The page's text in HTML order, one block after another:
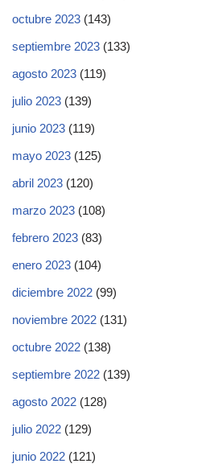
octubre 2023 (143)
septiembre 2023 (133)
agosto 2023 (119)
julio 2023 (139)
junio 2023 (119)
mayo 2023 (125)
abril 2023 (120)
marzo 2023 (108)
febrero 2023 (83)
enero 2023 (104)
diciembre 2022 (99)
noviembre 2022 (131)
octubre 2022 (138)
septiembre 2022 (139)
agosto 2022 (128)
julio 2022 (129)
junio 2022 (121)